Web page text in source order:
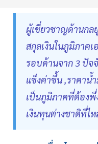
ผู้เชี่ยวชาญด้านกล
สกุลเงินในภูมิภาค
รอบด้านจาก 3 ปัจ
แข็งค่าขึ้น ,ราคาน้
เป็นภูมิภาคที่ต้องพึ่
เงินทุนต่างชาติที่ไ